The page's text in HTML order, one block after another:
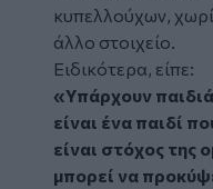
κυπελλούχων,
άλλο στοιχείο.
Ειδικότερα, είπε:
«Υπάρχουν
είναι ένα παιδί
είναι στόχος της
μπορεί να